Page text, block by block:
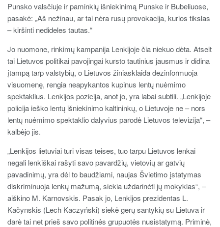
Punsko valsčiuje ir paminklų išniekinimą Punske ir Bubeliuose,
pasakė: „Aš nežinau, ar tai nėra rusų provokacija, kurios tikslas
– kiršinti nedideles tautas.“
Jo nuomone, rinkimų kampanija Lenkijoje čia niekuo dėta. Atseit
tai Lietuvos politikai pavojingai kursto tautinius jausmus ir didina
įtampą tarp valstybių, o Lietuvos žiniasklaida dezinformuoja
visuomenę, rengia neapykantos kupinus lentų nuėmimo
spektaklius. Lenkijos pozicija, anot jo, yra labai subtili. „Lenkijoje
policija ieško lentų išniekinimo kaltininkų, o Lietuvoje ne – nors
lentų nuėmimo spektaklio dalyvius parodė Lietuvos televizija“, –
kalbėjo jis.
„Lenkijos lietuviai turi visas teises, tuo tarpu Lietuvos lenkai
negali lenkiškai rašyti savo pavardžių, vietovių ar gatvių
pavadinimų, yra dėl to baudžiami, naujas Švietimo įstatymas
diskriminuoja lenkų mažumą, siekia uždarinėti jų mokyklas“, –
aiškino M. Karnovskis. Pasak jo, Lenkijos prezidentas L.
Kačynskis (Lech Kaczyński) siekė gerų santykių su Lietuva ir
darė tai net prieš savo politinės grupuotės nusistatymą. Priminė,